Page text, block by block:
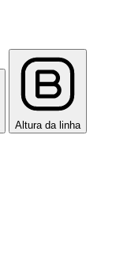
Altura da linha